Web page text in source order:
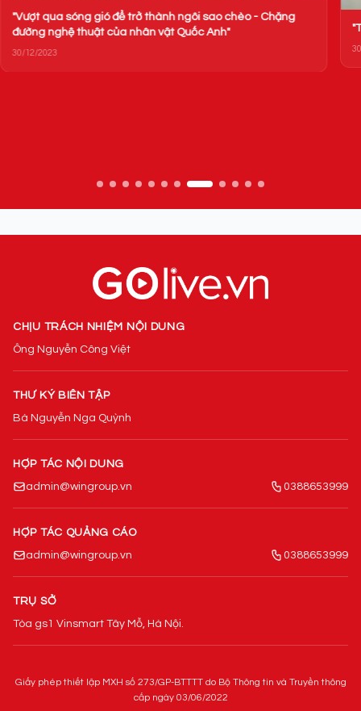
"Vượt qua sóng gió để trở thành ngôi sao chèo - Chặng
đường nghệ thuật của nhân vật Quốc Anh"
30/12/2023
CHỊU TRÁCH NHIỆM NỘI DUNG
Ông Nguyễn Công Việt
THƯ KÝ BIÊN TẬP
Bà Nguyễn Nga Quỳnh
HỢP TÁC NỘI DUNG
admin@wingroup.vn
0388653999
HỢP TÁC QUẢNG CÁO
admin@wingroup.vn
0388653999
TRỤ SỞ
Tòa gs1 Vinsmart Tây Mỗ, Hà Nội.
Giấy phép thiết lập MXH số 273/GP-BTTTT do Bộ Thông tin và Truyền thông
cấp ngày 03/06/2022